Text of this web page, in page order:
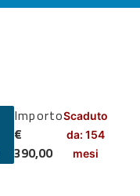
Importo
€
390,00
Scaduto
da: 154
mesi